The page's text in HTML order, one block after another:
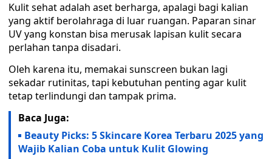
Kulit sehat adalah aset berharga, apalagi bagi kalian
yang aktif berolahraga di luar ruangan. Paparan sinar
UV yang konstan bisa merusak lapisan kulit secara
perlahan tanpa disadari.
Oleh karena itu, memakai sunscreen bukan lagi
sekadar rutinitas, tapi kebutuhan penting agar kulit
tetap terlindungi dan tampak prima.
Baca Juga:
Beauty Picks: 5 Skincare Korea Terbaru 2025 yang
Wajib Kalian Coba untuk Kulit Glowing